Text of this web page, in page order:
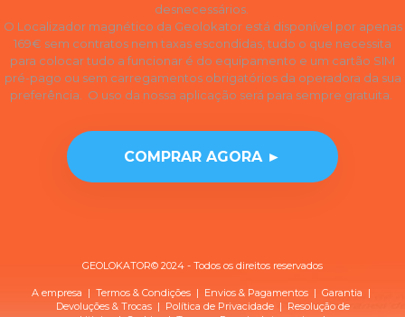
desnecessários.
O Localizador magnético da Geolokator está disponível por apenas
169€ sem contratos nem taxas escondidas, tudo o que necessita
para colocar tudo a funcionar é do equipamento e um cartão SIM
pré-pago ou sem carregamentos obrigatórios da operadora da sua
preferência. O uso da nossa aplicação será para sempre gratuita.
COMPRAR AGORA ►
GEOLOKATOR© 2024 - Todos os direitos reservados
A empresa | Termos & Condições | Envios & Pagamentos | Garantia |
Devoluções & Trocas| Política de Privacidade| Resolução de